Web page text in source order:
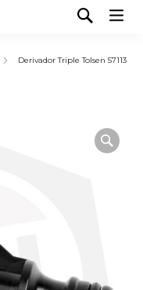
Derivador Triple Tolsen 57113